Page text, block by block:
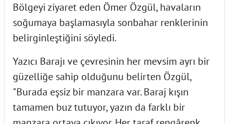
Bölgeyi ziyaret eden Ömer Özgül, havaların
soğumaya başlamasıyla sonbahar renklerinin
belirginleştiğini söyledi.
Yazıcı Barajı ve çevresinin her mevsim ayrı bir
güzelliğe sahip olduğunu belirten Özgül,
"Burada eşsiz bir manzara var. Baraj kışın
tamamen buz tutuyor, yazın da farklı bir